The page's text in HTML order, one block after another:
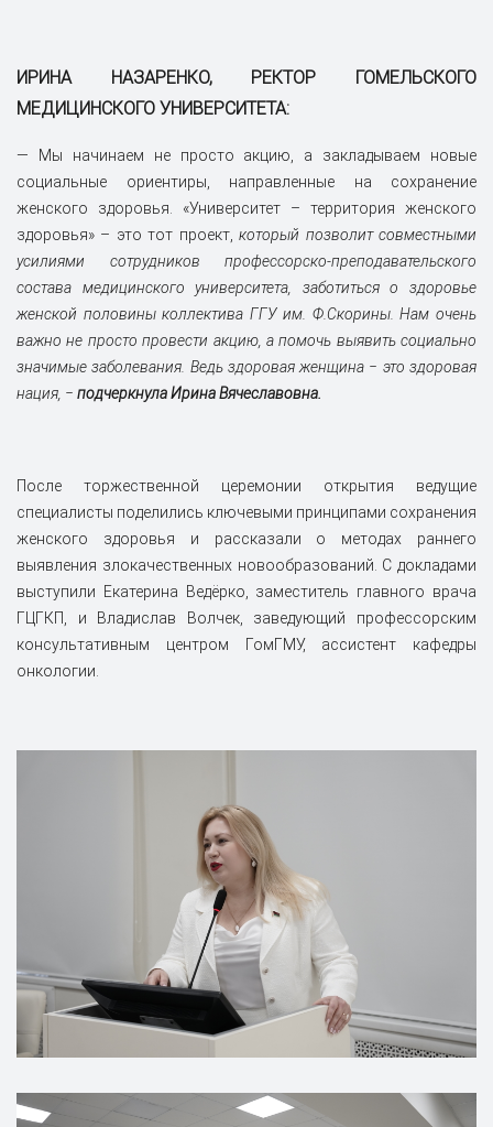
ИРИНА НАЗАРЕНКО, РЕКТОР ГОМЕЛЬСКОГО
МЕДИЦИНСКОГО УНИВЕРСИТЕТА:
— Мы начинаем не просто акцию, а закладываем новые
социальные ориентиры, направленные на сохранение
женского здоровья. «Университет – территория женского
здоровья» – это тот проект,который позволит совместными
усилиями сотрудников профессорско-преподавательского
состава медицинского университета, заботиться о здоровье
женской половины коллектива ГГУ им. Ф.Скорины. Нам очень
важно не просто провести акцию, а помочь выявить социально
значимые заболевания. Ведь здоровая женщина ‒ это здоровая
нация, ‒ подчеркнула Ирина Вячеславовна.
После торжественной церемонии открытия ведущие
специалисты поделились ключевыми принципами сохранения
женского здоровья и рассказали о методах раннего
выявления злокачественных новообразований. С докладами
выступили Екатерина Ведёрко, заместитель главного врача
ГЦГКП, и Владислав Волчек, заведующий профессорским
консультативным центром ГомГМУ, ассистент кафедры
онкологии.